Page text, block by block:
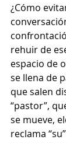
¿Cómo
rehuir de
espacio de
se llena de
que salen
“pastor”,
se mueve,
reclama